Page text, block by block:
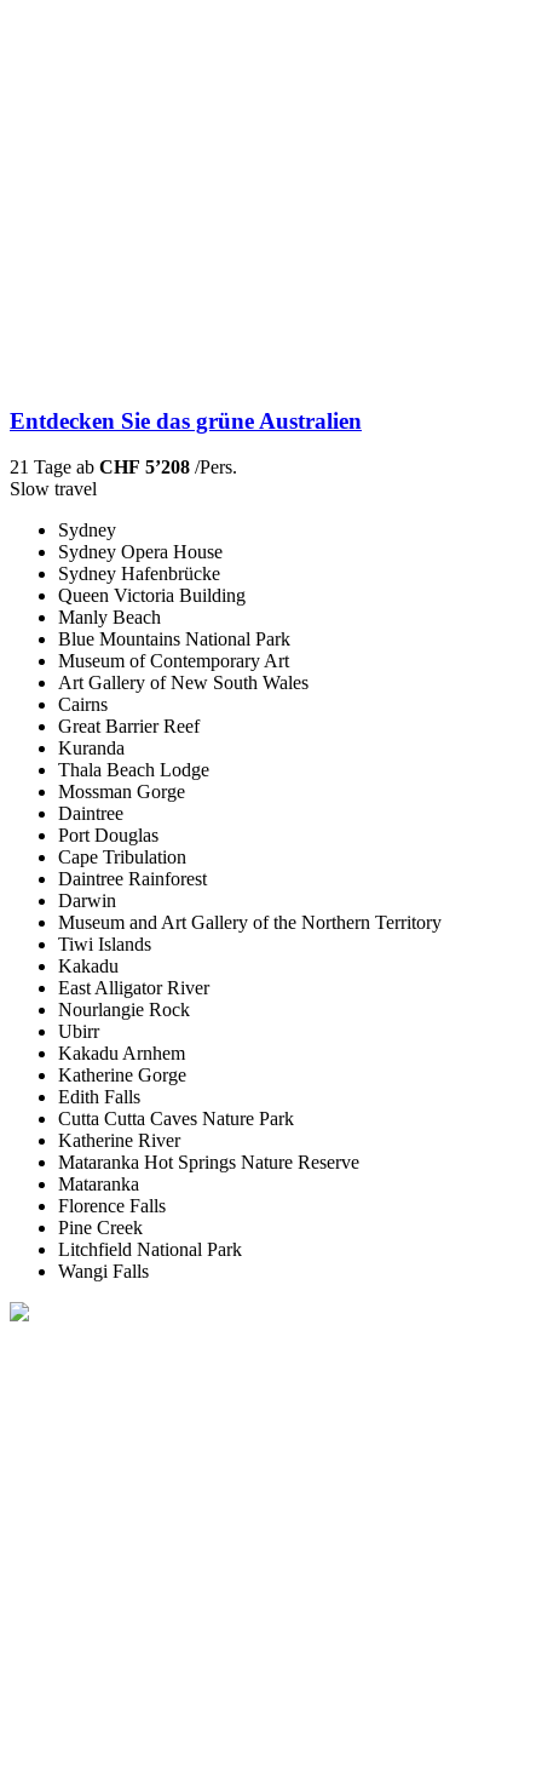
Entdecken Sie das grüne Australien
21 Tage ab CHF 5’208 /Pers.
Slow travel
Sydney
Sydney Opera House
Sydney Hafenbrücke
Queen Victoria Building
Manly Beach
Blue Mountains National Park
Museum of Contemporary Art
Art Gallery of New South Wales
Cairns
Great Barrier Reef
Kuranda
Thala Beach Lodge
Mossman Gorge
Daintree
Port Douglas
Cape Tribulation
Daintree Rainforest
Darwin
Museum and Art Gallery of the Northern Territory
Tiwi Islands
Kakadu
East Alligator River
Nourlangie Rock
Ubirr
Kakadu Arnhem
Katherine Gorge
Edith Falls
Cutta Cutta Caves Nature Park
Katherine River
Mataranka Hot Springs Nature Reserve
Mataranka
Florence Falls
Pine Creek
Litchfield National Park
Wangi Falls